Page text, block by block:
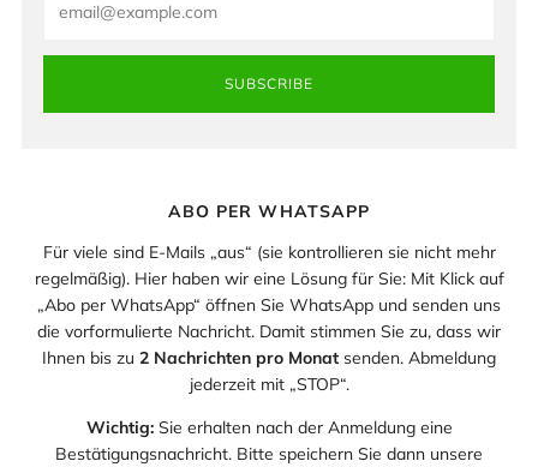
SUBSCRIBE
ABO PER WHATSAPP
Für viele sind E-Mails „aus“ (sie kontrollieren sie nicht mehr
regelmäßig). Hier haben wir eine Lösung für Sie: Mit Klick auf
„Abo per WhatsApp“ öffnen Sie WhatsApp und senden uns
die vorformulierte Nachricht. Damit stimmen Sie zu, dass wir
Ihnen bis zu 2 Nachrichten pro Monat senden. Abmeldung
jederzeit mit „STOP“.
Wichtig:Sie erhalten nach der Anmeldung eine
Bestätigungsnachricht. Bitte speichern Sie dann unsere